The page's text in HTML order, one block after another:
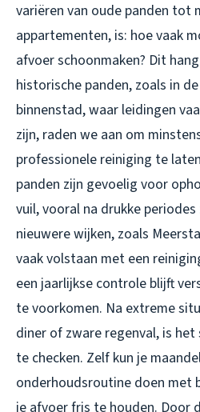
variëren van oude panden tot
appartementen, is: hoe vaak
afvoer schoonmaken? Dit
historische panden, zoals in
binnenstad, waar leidingen
zijn, raden we aan om
professionele reiniging te
panden zijn gevoelig voor
vuil, vooral na drukke
nieuwere wijken, zoals
vaak volstaan met een
een jaarlijkse controle blijft
te voorkomen. Na extreme
diner of zware regenval, is
te checken. Zelf kun je
onderhoudsroutine doen met
je afvoer fris te houden. Door